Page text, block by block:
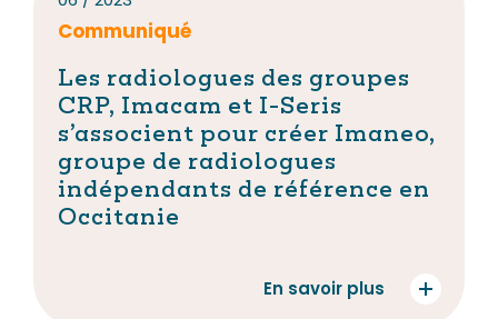
Communiqué
Les radiologues des groupes
CRP, Imacam et I-Seris
s’associent pour créer Imaneo,
groupe de radiologues
indépendants de référence en
Occitanie
En savoir plus